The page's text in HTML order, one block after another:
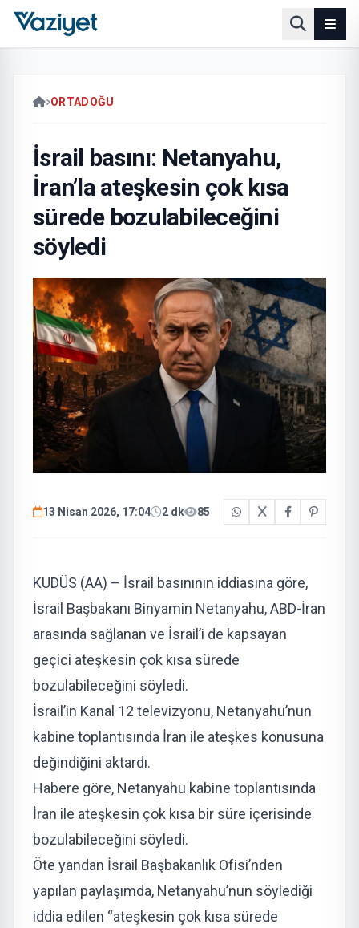
ORTADOĞU
İsrail basını: Netanyahu,
İran’la ateşkesin çok kısa
sürede bozulabileceğini
söyledi
13 Nisan 2026, 17:04 2 dk 85
KUDÜS (AA) – İsrail basınının iddiasına göre,
İsrail Başbakanı Binyamin Netanyahu, ABD-İran
arasında sağlanan ve İsrail’i de kapsayan
geçici ateşkesin çok kısa sürede
bozulabileceğini söyledi.
İsrail’in Kanal 12 televizyonu, Netanyahu’nun
kabine toplantısında İran ile ateşkes konusuna
değindiğini aktardı.
Habere göre, Netanyahu kabine toplantısında
İran ile ateşkesin çok kısa bir süre içerisinde
bozulabileceğini söyledi.
Öte yandan İsrail Başbakanlık Ofisi’nden
yapılan paylaşımda, Netanyahu’nun söylediği
iddia edilen “ateşkesin çok kısa sürede